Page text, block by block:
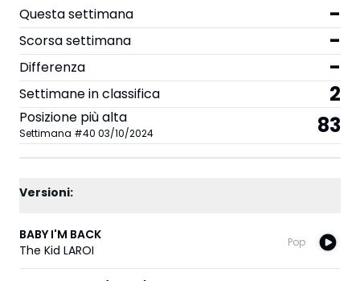
Questa settimana
-
Scorsa settimana -
Differenza -
Settimane in classifica 2
Posizione più alta
Settimana #40 03/10/2024 83
Versioni:
BABY I'M BACK
The Kid LAROI
Pop